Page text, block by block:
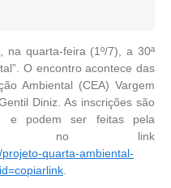
na quarta-feira (1º/7), a 30ª
O encontro acontece das
Ambiental (CEA) Vargem
Diniz. As inscrições são
e podem ser feitas pela
no link
quarta-ambiental-